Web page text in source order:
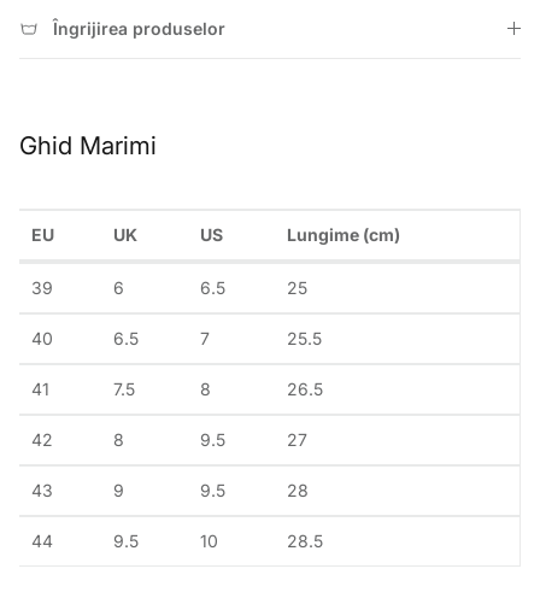
Îngrijirea produselor
Ghid Marimi
EU UK US Lungime (cm)
39 6 6.5 25
40 6.5 7 25.5
41 7.5 8 26.5
42 8 9.5 27
43 9 9.5 28
44 9.5 10 28.5